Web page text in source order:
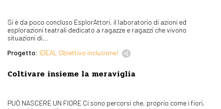
Si è da poco concluso EsplorAttori, il laboratorio di azioni ed
esplorazioni teatrali dedicato a ragazze e ragazzi che vivono
situazioni di...
Progetto: IDEAL Obiettivo inclusione!
Coltivare insieme la meraviglia
PUÒ NASCERE UN FIORE Ci sono percorsi che, proprio come i fiori,